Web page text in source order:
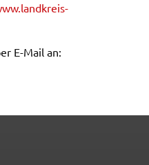
E-Mail an: